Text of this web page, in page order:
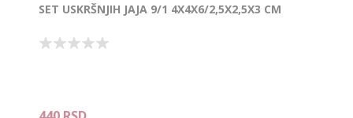
SET USKRŠNJIH JAJA 9/1 4X4X6/2,5X2,5X3 CM